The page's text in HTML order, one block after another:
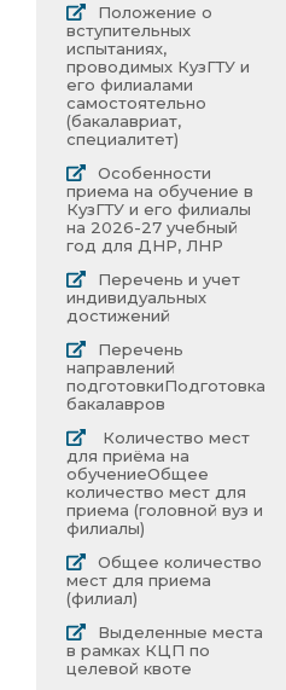
Положение о
вступительных
испытаниях,
проводимых КузГТУ и
его филиалами
самостоятельно
(бакалавриат,
специалитет)
Особенности
приема на обучение в
КузГТУ и его филиалы
на 2026-27 учебный
год для ДНР, ЛНР
Перечень и учет
индивидуальных
достижений
Перечень
направлений
подготовкиПодготовка
бакалавров
Количество мест
для приёма на
обучениеОбщее
количество мест для
приема (головной вуз и
филиалы)
Общее количество
мест для приема
(филиал)
Выделенные места
в рамках КЦП по
целевой квоте